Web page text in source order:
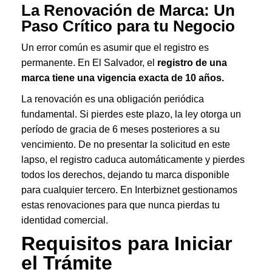
La Renovación de Marca: Un
Paso Crítico para tu Negocio
Un error común es asumir que el registro es
permanente. En El Salvador, el registro de una
marca tiene una vigencia exacta de 10 años.
La renovación es una obligación periódica
fundamental. Si pierdes este plazo, la ley otorga un
período de gracia de 6 meses posteriores a su
vencimiento. De no presentar la solicitud en este
lapso, el registro caduca automáticamente y pierdes
todos los derechos, dejando tu marca disponible
para cualquier tercero. En Interbiznet gestionamos
estas renovaciones para que nunca pierdas tu
identidad comercial.
Requisitos para Iniciar
el Trámite